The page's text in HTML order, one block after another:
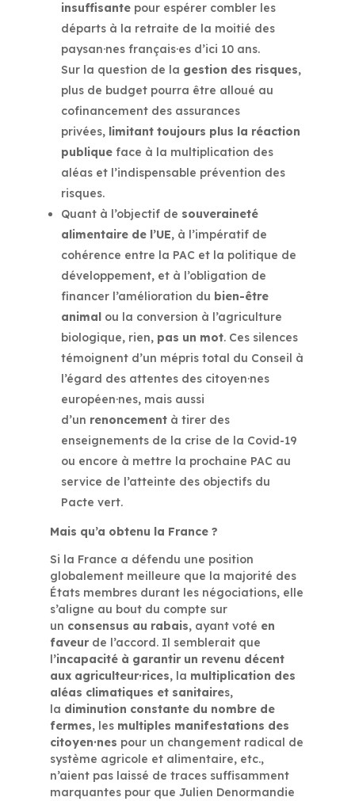
insuffisante pour espérer combler les
départs à la retraite de la moitié des
paysan·nes français·es d’ici 10 ans.
Sur la question de la gestion des risques,
plus de budget pourra être alloué au
cofinancement des assurances
privées, limitant toujours plus la réaction
publique face à la multiplication des
aléas et l’indispensable prévention des
risques.
Quant à l’objectif de souveraineté
alimentaire de l’UE, à l’impératif de
cohérence entre la PAC et la politique de
développement, et à l’obligation de
financer l’amélioration du bien-être
animal ou la conversion à l’agriculture
biologique, rien, pas un mot. Ces silences
témoignent d’un mépris total du Conseil à
l’égard des attentes des citoyen·nes
européen·nes, mais aussi
d’un renoncement à tirer des
enseignements de la crise de la Covid-19
ou encore à mettre la prochaine PAC au
service de l’atteinte des objectifs du
Pacte vert.
Mais qu’a obtenu la France ?
Si la France a défendu une position
globalement meilleure que la majorité des
États membres durant les négociations, elle
s’aligne au bout du compte sur
un consensus au rabais, ayant voté en
faveur de l’accord. Il semblerait que
l’incapacité à garantir un revenu décent
aux agriculteur·rices, la multiplication des
aléas climatiques et sanitaires,
la diminution constante du nombre de
fermes, les multiples manifestations des
citoyen·nes pour un changement radical de
système agricole et alimentaire, etc.,
n’aient pas laissé de traces suffisamment
marquantes pour que Julien Denormandie